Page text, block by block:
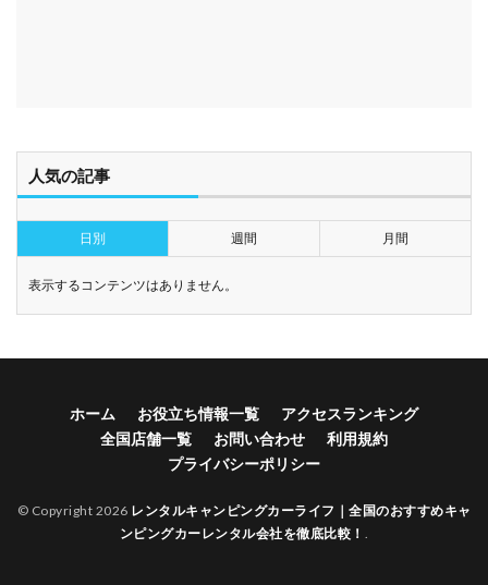
人気の記事
日別 週間 月間
表示するコンテンツはありません。
ホーム お役立ち情報一覧
アクセスランキング
全国店舗一覧
お問い合わせ
利用規約
プライバシーポリシー
© Copyright 2026 レンタルキャンピングカーライフ｜全国のおすすめキャ
ンピングカーレンタル会社を徹底比較！ .